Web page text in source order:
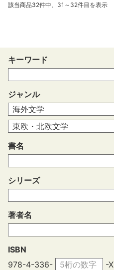
該当商品32件中、31～32件目を表示
キーワード
ジャンル
書名
シリーズ
著者名
ISBN
978-4-336-
-X